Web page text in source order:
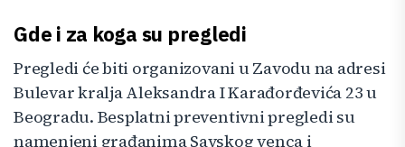
Gde i za koga su pregledi
Pregledi će biti organizovani u Zavodu na adresi
Bulevar kralja Aleksandra I Karađorđevića 23 u
Beogradu. Besplatni preventivni pregledi su
namenjeni građanima Savskog venca i